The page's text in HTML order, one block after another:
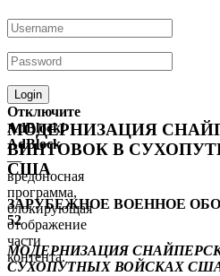
Отключите
AdBlock!
AdBlock
—
вредоносная
программа,
блокирующая
отображение
части
контента.
МОДЕРНИЗАЦИЯ
ВИНТОВОК В
США
ЗАРУБЕЖНОЕ ВОЕННОЕ
52
МОДЕРНИЗАЦИЯ
СУХОПУТНЫХ ВОЙСКАХ